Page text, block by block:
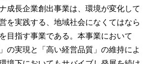
成長企業創出事業は、環境が変化して
を実践する、地域社会になくてはなら
目指す事業である。本事業において
の実現と「高い経営品質」の維持によ